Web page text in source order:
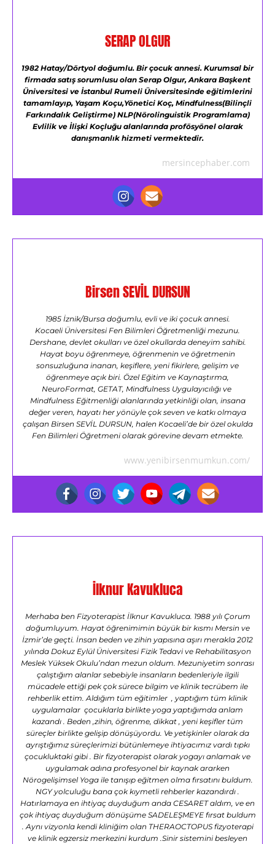
SERAP OLGUR
1982 Hatay/Dörtyol doğumlu. Bir çocuk annesi. Kurumsal bir
firmada satış sorumlusu olan Serap Olgur,Ankara Başkent
Üniversitesi ve İstanbul Rumeli Üniversitesinde eğitimlerini
tamamlayıp, Yaşam Koçu,Yönetici Koç, Mindfulness(Bilinçli
Farkındalık Geliştirme) NLP(Nörolinguistik Programlama)
Evlilik ve İlişki Koçluğu alanlarında profösyönel olarak
danışmanlık hizmeti vermektedir.
mersincephaber.com
Birsen SEVİL DURSUN
1985 İznik/Bursa doğumlu, evli ve iki çocuk annesi.
Kocaeli Üniversitesi Fen Bilimleri Öğretmenliği mezunu.
Dershane, devlet okulları ve özel okullarda deneyim sahibi.
Hayat boyu öğrenmeye, öğrenmenin ve öğretmenin
sonsuzluğuna inanan, keşiflere, yeni fikirlere, gelişim ve
öğrenmeye açık biri. Özel Eğitim ve Kaynaştırma,
NeuroFormat, GETAT, Mindfulness Uygulayıcılığı ve
Mindfulness Eğitmenliği alanlarında yetkinliği olan, insana
değer veren, hayatı her yönüyle çok seven ve katkı olmaya
çalışan Birsen SEVİL DURSUN, halen Kocaeli’de bir özel okulda
Fen Bilimleri Öğretmeni olarak görevine devam etmekte.
www.yenibirsenmumkun.com/
İlknur Kavukluca
Merhaba ben Fizyoterapist İlknur Kavukluca. 1988 yılı Çorum
doğumluyum. Hayat öğrenimimin büyük bir kısmı Mersin ve
İzmir’de geçti. İnsan beden ve zihin yapısına aşırı merakla 2012
yılında Dokuz Eylül Üniversitesi Fizik Tedavi ve Rehabilitasyon
Meslek Yüksek Okulu’ndan mezun oldum. Mezuniyetim sonrası
çalıştığım alanlar sebebiyle insanların bedenleriyle ilgili
mücadele ettiği pek çok sürece bilgim ve klinik tecrübem ile
rehberlik ettim. Aldığım tüm eğitimler , yaptığım tüm klinik
uygulamalar çocuklarla birlikte yoga yaptığımda anlam
kazandı . Beden ,zihin, öğrenme, dikkat , yeni keşifler tüm
süreçler birlikte gelişip dönüşüyordu. Ve yetişkinler olarak da
ayrıştığımız süreçlerimizi bütünlemeye ihtiyacımız vardı tıpkı
çocukluktaki gibi . Bir fizyoterapist olarak yogayı anlamak ve
uygulamak adına profesyonel bir kaynak ararken
Nörogelişimsel Yoga ile tanışıp eğitmen olma fırsatını buldum.
NGY yolculuğu bana çok kıymetli rehberler kazandırdı .
Hatırlamaya en ihtiyaç duyduğum anda CESARET aldım, ve en
çok ihtiyaç duyduğum dönüşüme SADELEŞMEYE fırsat buldum
. Aynı vizyonla kendi kliniğim olan THERAOCTOPUS fizyoterapi
ve klinik egzersiz merkezini kurdum .Sinir sistemini besleyen